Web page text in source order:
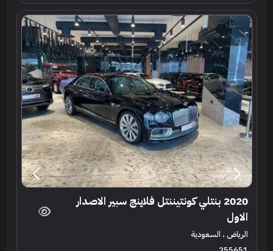
2020 بنتلي كونتيننتل فلاينج سبير الاصدار
الاول
الرياض ، السعودية